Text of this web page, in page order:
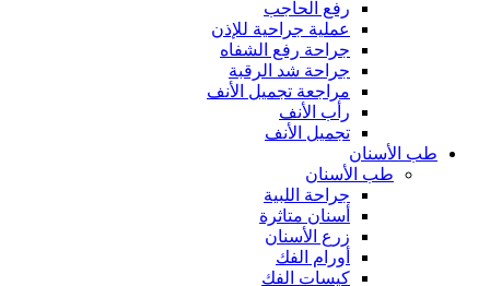
رفع الحاجب
عملية جراحية للإذن
جراحة رفع الشفاه
جراحة شد الرقبة
مراجعة تجميل الأنف
رأب الأنف
تجميل الأنف
طب الأسنان
طب الأسنان
جراحة اللبية
أسنان متاثرة
زرع الأسنان
أورام الفك
كيسات الفك